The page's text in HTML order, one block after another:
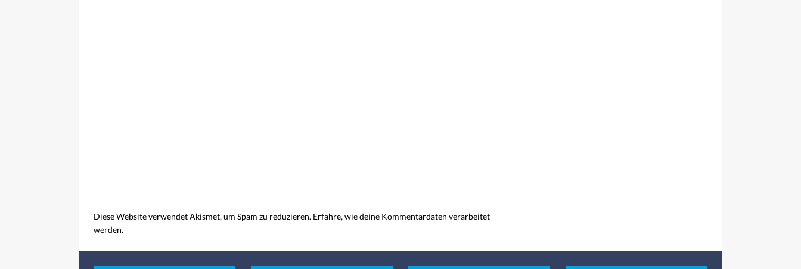
Diese Website verwendet Akismet, um Spam zu reduzieren. Erfahre, wie deine Kommentardaten verarbeitet
werden.